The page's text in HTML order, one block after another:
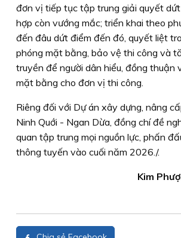
đơn vị tiếp tục tập trung giải quyết
hợp còn vướng mắc; triển khai theo
đến đâu dứt điểm đến đó, quyết liệt
phóng mặt bằng, bảo vệ thi công và
truyền để người dân hiểu, đồng thuận
mặt bằng cho đơn vị thi công.
Riêng đối với Dự án xây dựng, nâng
Ninh Quới - Ngan Dừa, đồng chí đề
quan tập trung mọi nguồn lực, phấn
thông tuyến vào cuối năm 2026./.
Kim